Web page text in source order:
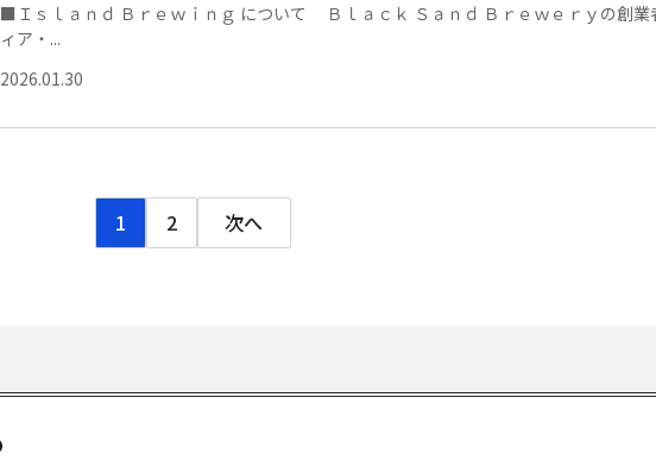
■Ｉｓｌａｎｄ Ｂｒｅｗｉｎｇ について Ｂｌａｃｋ Ｓａｎｄ Ｂｒｅｗｅｒｙの創業
ィア・...
2026.01.30
1 2 次へ